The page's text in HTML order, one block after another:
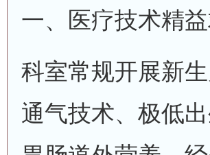
一、医疗技术精
科室常规开展新
通气技术、极低